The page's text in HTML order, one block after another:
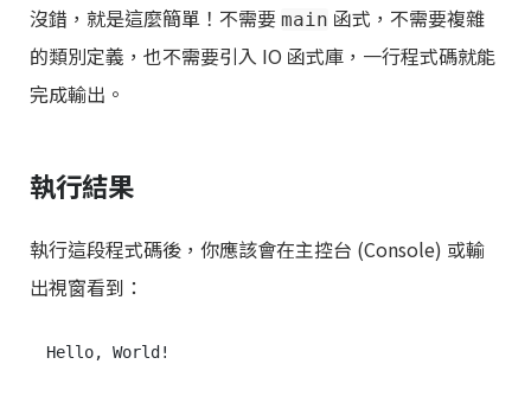
沒錯，就是這麼簡單！不需要 main 函式，不需要複雜
的類別定義，也不需要引入 IO 函式庫，一行程式碼就能
完成輸出。
執行結果
執行這段程式碼後，你應該會在主控台 (Console) 或輸
出視窗看到：